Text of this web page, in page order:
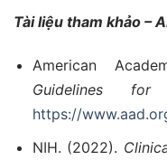
Tài liệu tham khảo –
American
Guidelines for
https://
NIH. (2022).